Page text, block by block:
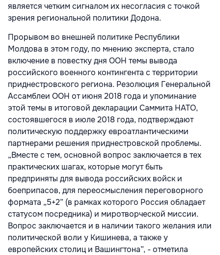
является четким сигналом их несогласия с точкой
зрения региональной политики Додона.
Прорывом во внешней политике Республики
Молдова в этом году, по мнению эксперта, стало
включение в повестку дня ООН темы вывода
российского военного контингента с территории
приднестровского региона. Резолюция Генеральной
Ассамблеи ООН от июня 2018 года и упоминание
этой темы в итоговой декларации Саммита НАТО,
состоявшегося в июле 2018 года, подтверждают
политическую поддержку евроатлантическими
партнерами решения приднестровской проблемы.
„Вместе с тем, основной вопрос заключается в тех
практических шагах, которые могут быть
предприняты для вывода российских войск и
боеприпасов, для переосмысления переговорного
формата „5+2” (в рамках которого Россия обладает
статусом посредника) и миротворческой миссии.
Вопрос заключается и в наличии такого желания или
политической воли у Кишинева, а также у
европейских столиц и Вашингтона”, - отметила